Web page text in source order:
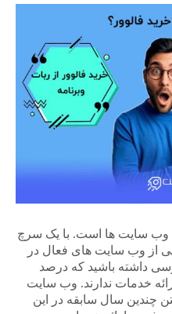
وب سایت ها است. با یک سرچ
از وب سایت های فعال در
داشته باشید که درصد
ارائه خدمات ندارند. وب سایت
چندین سال سابقه در این